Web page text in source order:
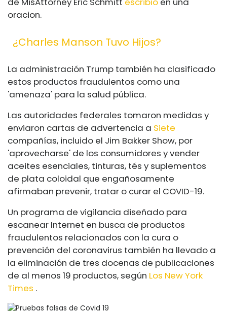
oracion.
¿Charles Manson Tuvo Hijos?
La administración Trump también ha clasificado
estos productos fraudulentos como una
'amenaza' para la salud pública.
Las autoridades federales tomaron medidas y
enviaron cartas de advertencia a Siete
compañías, incluido el Jim Bakker Show, por
'aprovecharse' de los consumidores y vender
aceites esenciales, tinturas, tés y suplementos
de plata coloidal que engañosamente
afirmaban prevenir, tratar o curar el COVID-19.
Un programa de vigilancia diseñado para
escanear Internet en busca de productos
fraudulentos relacionados con la cura o
prevención del coronavirus también ha llevado a
la eliminación de tres docenas de publicaciones
de al menos 19 productos, según Los New York
Times .